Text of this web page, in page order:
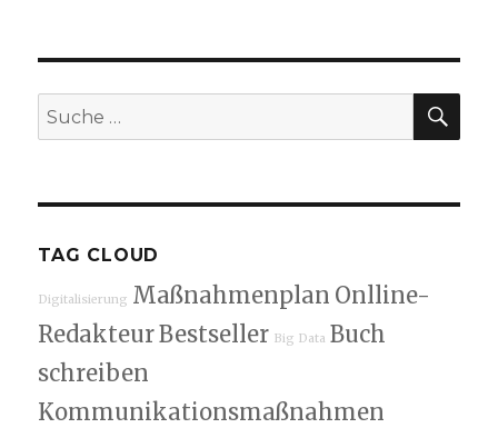
Suche
nach:
TAG CLOUD
Digitalisierung Maßnahmenplan Onlline-
RedakteurBestseller Big Data Buch
schreiben
Kommunikationsmaßnahmen